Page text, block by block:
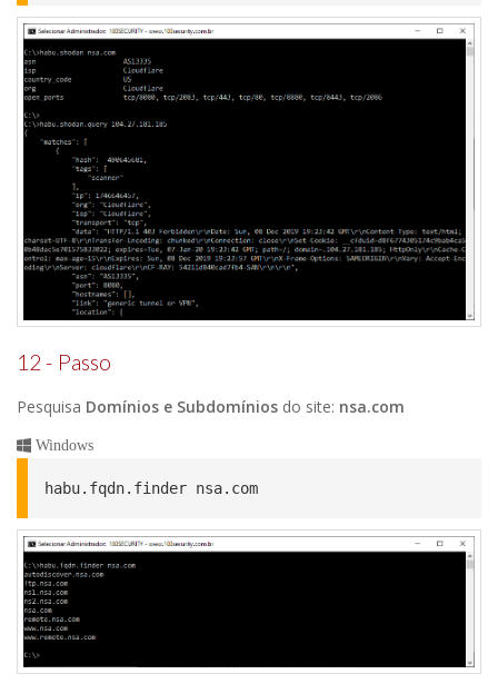
12 - Passo
Pesquisa Domínios e Subdomínios do site: nsa.com
Windows
habu.fqdn.finder nsa.com